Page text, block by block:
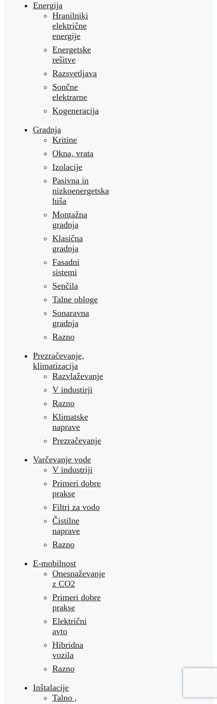
Energija
Hranilniki
električne
energije
Energetske
rešitve
Razsvetljava
Sončne
elektrarne
Kogeneracija
Gradnja
Kritine
Okna, vrata
Izolacije
Pasivna in
nizkoenergetska
hiša
Montažna
gradnja
Klasična
gradnja
Fasadni
sistemi
Senčila
Talne obloge
Sonaravna
gradnja
Razno
Prezračevanje,
klimatizacija
Razvlaževanje
V industirji
Razno
Klimatske
naprave
Prezračevanje
Varčevanje vode
V industriji
Primeri dobre
prakse
Filtri za vodo
Čistilne
naprave
Razno
E-mobilnost
Onesnaževanje
z CO2
Primeri dobre
prakse
Električni
avto
Hibridna
vozila
Razno
Inštalacije
Talno ,